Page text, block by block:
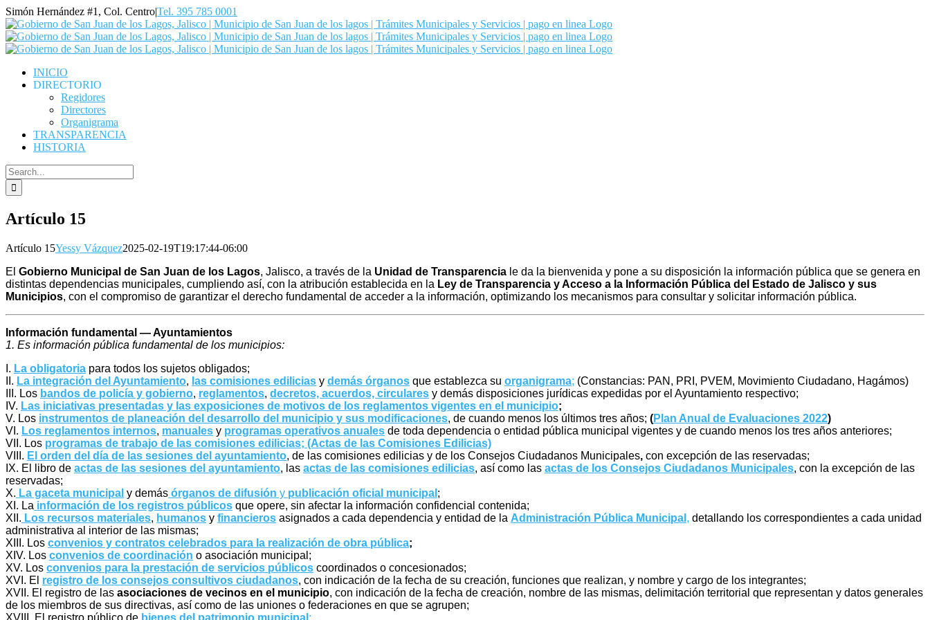
Skip
to
content
Simón Hernández #1, Col. Centro|Tel. 395 785 0001
Facebook
YouTube
INICIO
DIRECTORIO
Regidores
Directores
Organigrama
TRANSPARENCIA
HISTORIA
Search
for:
Artículo 15
Artículo 15Yessy Vázquez2025-02-19T19:17:44-06:00
El Gobierno Municipal de San Juan de los Lagos, Jalisco, a través de la Unidad de Transparencia le da la bienvenida y pone a su disposición la información pública que se genera en
distintas dependencias municipales, cumpliendo así, con la atribución establecida en la Ley de Transparencia y Acceso a la Información Pública del Estado de Jalisco y sus
Municipios, con el compromiso de garantizar el derecho fundamental de acceder a la información, optimizando los mecanismos para consultar y solicitar información pública.
Información fundamental — Ayuntamientos
1. Es información pública fundamental de los municipios:
I. La obligatoria para todos los sujetos obligados;
II. La integración del Ayuntamiento, las comisiones edilicias y demás órganos que establezca su organigrama; (Constancias: PAN, PRI, PVEM, Movimiento Ciudadano, Hagámos)
III. Los bandos de policía y gobierno, reglamentos, decretos, acuerdos, circulares y demás disposiciones jurídicas expedidas por el Ayuntamiento respectivo;
IV. Las iniciativas presentadas y las exposiciones de motivos de los reglamentos vigentes en el municipio;
V. Los instrumentos de planeación del desarrollo del municipio y sus modificaciones, de cuando menos los últimos tres años; (Plan Anual de Evaluaciones 2022)
VI. Los reglamentos internos, manuales y programas operativos anuales de toda dependencia o entidad pública municipal vigentes y de cuando menos los tres años anteriores;
VII. Los programas de trabajo de las comisiones edilicias; (Actas de las Comisiones Edilicias)
VIII. El orden del día de las sesiones del ayuntamiento, de las comisiones edilicias y de los Consejos Ciudadanos Municipales, con excepción de las reservadas;
IX. El libro de actas de las sesiones del ayuntamiento, las actas de las comisiones edilicias, así como las actas de los Consejos Ciudadanos Municipales, con la excepción de las
reservadas;
X. La gaceta municipal y demás órganos de difusión y publicación oficial municipal ;
XI. La información de los registros públicos que opere, sin afectar la información confidencial contenida;
XII. Los recursos materiales, humanos y financieros asignados a cada dependencia y entidad de la Administración Pública Municipal , detallando los correspondientes a cada unidad
administrativa al interior de las mismas;
XIII. Los convenios y contratos celebrados para la realización de obra pública;
XIV. Los convenios de coordinación o asociación municipal;
XV. Los convenios para la prestación de servicios públicos coordinados o concesionados;
XVI. El registro de los consejos consultivos ciudadanos, con indicación de la fecha de su creación, funciones que realizan, y nombre y cargo de los integrantes;
XVII. El registro de las asociaciones de vecinos en el municipio, con indicación de la fecha de creación, nombre de las mismas, delimitación territorial que representan y datos generales
de los miembros de sus directivas, así como de las uniones o federaciones en que se agrupen;
XVIII. El registro público de bienes del patrimonio municipal ;